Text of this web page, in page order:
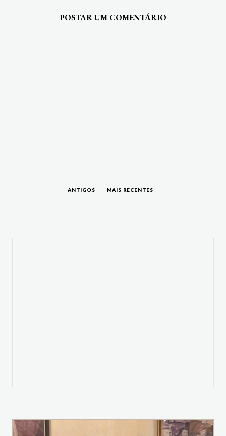
POSTAR UM COMENTÁRIO
ANTIGOS MAIS RECENTES